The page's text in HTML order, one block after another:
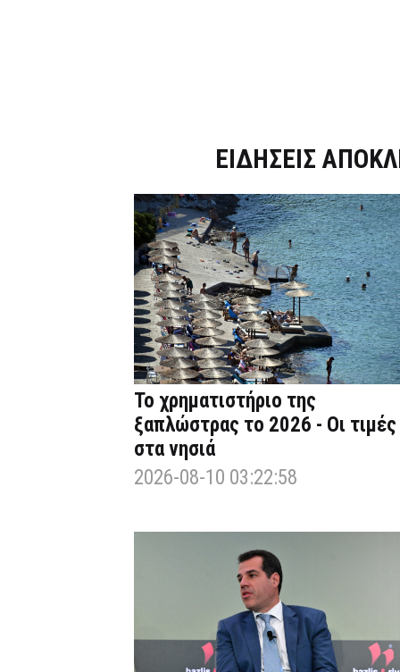
ΕΙΔΗΣΕΙΣ
Το χρηματιστήριο της
ξαπλώστρας το 2026 - Οι τιμές
στα νησιά
2026-08-10 03:22:58